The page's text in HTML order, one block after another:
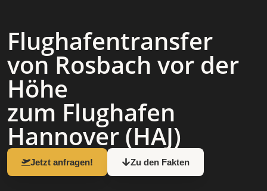
Flughafen­transfer
von Rosbach vor der
Höhe
zum Flughafen
Hannover (HAJ)
Jetzt anfragen! Zu den Fakten